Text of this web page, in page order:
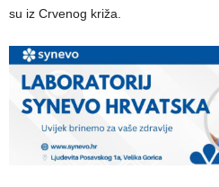
su iz Crvenog križa.